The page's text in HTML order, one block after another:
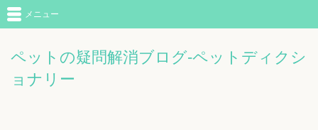
ペットの疑問解消ブログ-ペットディクシ
ョナリー
メニュー